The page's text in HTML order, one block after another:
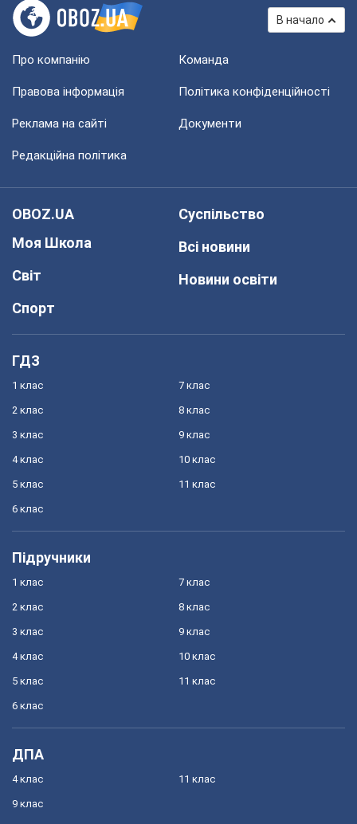
В начало
Про компанію Команда
Правова інформація Політика конфіденційності
Реклама на сайті Документи
Редакційна політика
OBOZ.UA
Моя Школа
Світ
Спорт
Суспільство
Всі новини
Новини освіти
ГДЗ
1 клас
2 клас
3 клас
4 клас
5 клас
6 клас
7 клас
8 клас
9 клас
10 клас
11 клас
Підручники
1 клас
2 клас
3 клас
4 клас
5 клас
6 клас
7 клас
8 клас
9 клас
10 клас
11 клас
ДПА
4 клас
9 клас
11 клас